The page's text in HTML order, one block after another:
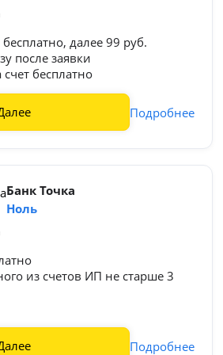
далее 99 руб.
после заявки
бесплатно
Подробнее
Банк Точка
Ноль
из счетов ИП не старше 3
Подробнее